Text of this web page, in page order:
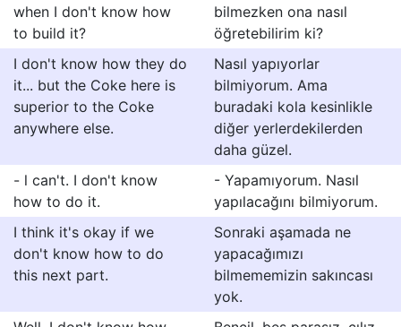
when I don't know how
to build it?
bilmezken ona nasıl
öğretebilirim ki?
I don't know how they do
it... but the Coke here is
superior to the Coke
anywhere else.
Nasıl yapıyorlar
bilmiyorum. Ama
buradaki kola kesinlikle
diğer yerlerdekilerden
daha güzel.
- l can't. I don't know
how to do it.
- Yapamıyorum. Nasıl
yapılacağını bilmiyorum.
I think it's okay if we
don't know how to do
this next part.
Sonraki aşamada ne
yapacağımızı
bilmememizin sakıncası
yok.